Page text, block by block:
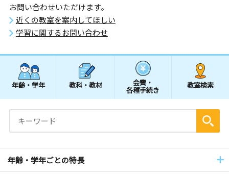
お問い合わせいただけます。
近くの教室を案内してほしい
学習に関するお問い合わせ
年齢・学年 教科・教材 会費・
各種手続き
教室検索
年齢・学年ごとの特長